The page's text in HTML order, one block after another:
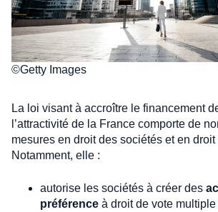
©Getty Images
La loi visant à accroître le financement
l’attractivité de la France comporte de
mesures en droit des sociétés et en droit
Notamment, elle :
autorise les sociétés à créer des
préférence à droit de vote